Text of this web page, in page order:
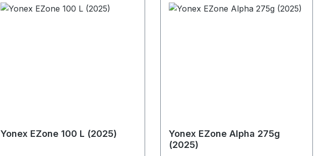
Yonex EZone 100 L (2025)
Yonex EZone Alpha 275g
(2025)